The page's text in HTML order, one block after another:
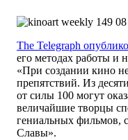
The Telegraph
его методах работы и
«При создании кино
препятствий. Из
от силы 100 могут
величайшие творцы
гениальных фильмов,
Славы».